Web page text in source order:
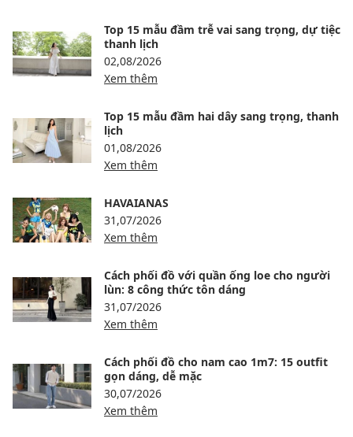
Top 15 mẫu đầm trễ vai sang trọng, dự tiệc
thanh lịch
02,08/2026
Xem thêm
Top 15 mẫu đầm hai dây sang trọng, thanh
lịch
01,08/2026
Xem thêm
HAVAIANAS
31,07/2026
Xem thêm
Cách phối đồ với quần ống loe cho người
lùn: 8 công thức tôn dáng
31,07/2026
Xem thêm
Cách phối đồ cho nam cao 1m7: 15 outfit
gọn dáng, dễ mặc
30,07/2026
Xem thêm